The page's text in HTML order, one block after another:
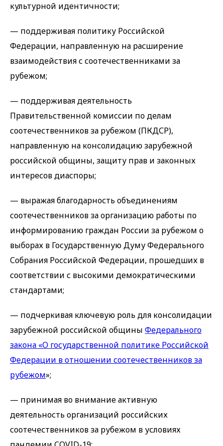
культурной идентичности;
— поддерживая политику Российской
Федерации, направленную на расширение
взаимодействия с соотечественниками за
рубежом;
— поддерживая деятельность
Правительственной комиссии по делам
соотечественников за рубежом (ПКДСР),
направленную на консолидацию зарубежной
российской общины, защиту прав и законных
интересов диаспоры;
— выражая благодарность объединениям
соотечественников за организацию работы по
информированию граждан России за рубежом о
выборах в Государственную Думу Федерального
Собрания Российской Федерации, прошедших в
соответствии с высокими демократическими
стандартами;
— подчеркивая ключевую роль для консолидации
зарубежной российской общины Федерального
закона «О государственной политике Российской
Федерации в отношении соотечественников за
рубежом»;
— принимая во внимание активную
деятельность организаций российских
соотечественников за рубежом в условиях